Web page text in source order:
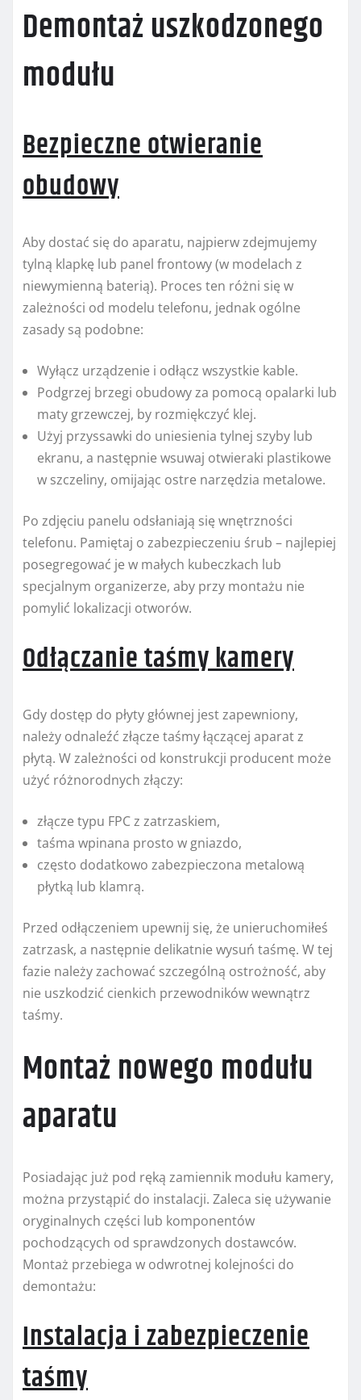
Demontaż uszkodzonego
modułu
Bezpieczne otwieranie
obudowy
Aby dostać się do aparatu, najpierw zdejmujemy
tylną klapkę lub panel frontowy (w modelach z
niewymienną baterią). Proces ten różni się w
zależności od modelu telefonu, jednak ogólne
zasady są podobne:
Wyłącz urządzenie i odłącz wszystkie kable.
Podgrzej brzegi obudowy za pomocą opalarki lub
maty grzewczej, by rozmiękczyć klej.
Użyj przyssawki do uniesienia tylnej szyby lub
ekranu, a następnie wsuwaj otwieraki plastikowe
w szczeliny, omijając ostre narzędzia metalowe.
Po zdjęciu panelu odsłaniają się wnętrzności
telefonu. Pamiętaj o zabezpieczeniu śrub – najlepiej
posegregować je w małych kubeczkach lub
specjalnym organizerze, aby przy montażu nie
pomylić lokalizacji otworów.
Odłączanie taśmy kamery
Gdy dostęp do płyty głównej jest zapewniony,
należy odnaleźć złącze taśmy łączącej aparat z
płytą. W zależności od konstrukcji producent może
użyć różnorodnych złączy:
złącze typu FPC z zatrzaskiem,
taśma wpinana prosto w gniazdo,
często dodatkowo zabezpieczona metalową
płytką lub klamrą.
Przed odłączeniem upewnij się, że unieruchomiłeś
zatrzask, a następnie delikatnie wysuń taśmę. W tej
fazie należy zachować szczególną ostrożność, aby
nie uszkodzić cienkich przewodników wewnątrz
taśmy.
Montaż nowego modułu
aparatu
Posiadając już pod ręką zamiennik modułu kamery,
można przystąpić do instalacji. Zaleca się używanie
oryginalnych części lub komponentów
pochodzących od sprawdzonych dostawców.
Montaż przebiega w odwrotnej kolejności do
demontażu:
Instalacja i zabezpieczenie
taśmy